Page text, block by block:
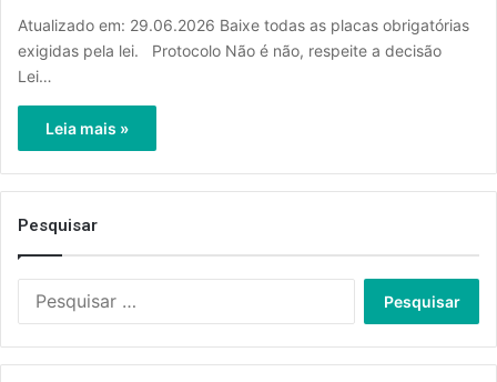
Atualizado em: 29.06.2026 Baixe todas as placas obrigatórias
exigidas pela lei. Protocolo Não é não, respeite a decisão
Lei…
Leia mais »
Pesquisar